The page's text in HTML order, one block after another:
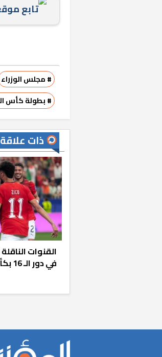
تابع
# مجلس الوزراء
# بطولة كأس
ذات علاقة
القنوات
في دور الـ 16 بكأس العالم 2026